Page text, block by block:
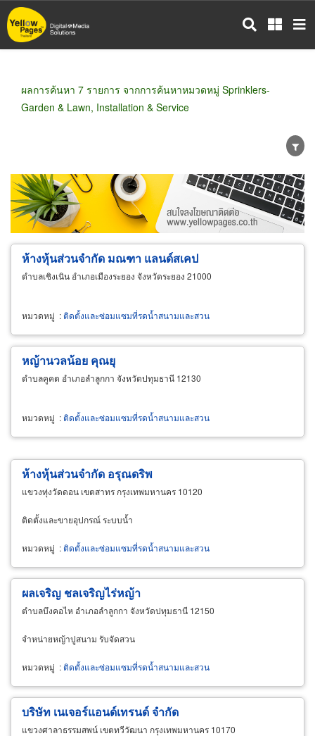
ข้าม
ไป
ผลการค้นหา 7 รายการ จากการค้นหาหมวดหมู่ Sprinklers-
Garden & Lawn, Installation & Service
ขายส่ง ขายปลีก ผู้ผลิต
ตัวแทนจัดจำหน่าย
ผู้ส่งออก/นำเข้า
ธุรกิจบริการ
ห้างหุ้นส่วนจำกัด มณฑา แลนด์สเคป
ตำบลเชิงเนิน อำเภอเมืองระยอง จังหวัดระยอง 21000
หมวดหมู่ :ติดตั้งและซ่อมแซมที่รดน้ำสนามและสวน
หญ้านวลน้อย คุณยุ
ตำบลคูคต อำเภอลำลูกกา จังหวัดปทุมธานี 12130
หมวดหมู่ :ติดตั้งและซ่อมแซมที่รดน้ำสนามและสวน
ห้างหุ้นส่วนจำกัด อรุณดริพ
แขวงทุ่งวัดดอน เขตสาทร กรุงเทพมหานคร 10120
ติดตั้งและขายอุปกรณ์ ระบบน้ำ
หมวดหมู่ :ติดตั้งและซ่อมแซมที่รดน้ำสนามและสวน
ผลเจริญ ชลเจริญไร่หญ้า
ตำบลบึงคอไห อำเภอลำลูกกา จังหวัดปทุมธานี 12150
จำหน่ายหญ้าปูสนาม รับจัดสวน
หมวดหมู่ :ติดตั้งและซ่อมแซมที่รดน้ำสนามและสวน
บริษัท เนเจอร์แอนด์เทรนด์ จำกัด
แขวงศาลาธรรมสพน์ เขตทวีวัฒนา กรุงเทพมหานคร 10170